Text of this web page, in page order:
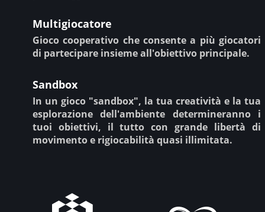
Multigiocatore
Gioco cooperativo che consente a più giocatori
di partecipare insieme all'obiettivo principale.
Sandbox
In un gioco "sandbox", la tua creatività e la tua
esplorazione dell'ambiente determineranno i
tuoi obiettivi, il tutto con grande libertà di
movimento e rigiocabilità quasi illimitata.